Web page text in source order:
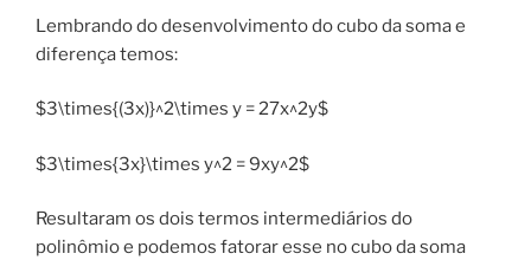
Lembrando do desenvolvimento do cubo da soma e
diferença temos:
$3\times{(3x)}^2\times y = 27x^2y$
$3\times{3x}\times y^2 = 9xy^2$
Resultaram os dois termos intermediários do
polinômio e podemos fatorar esse no cubo da soma